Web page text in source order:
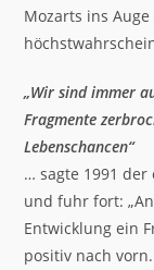
Mozarts ins
„Wir sind immer
Fragmente
Lebenschancen“
… sagte 1991 der
und fuhr fort:
Entwicklung ein
positiv nach